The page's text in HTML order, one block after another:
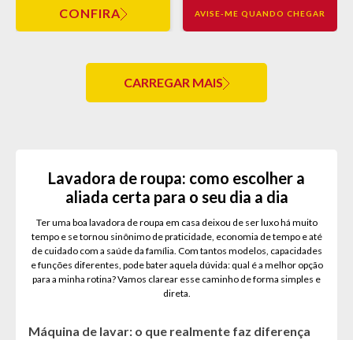
CONFIRA AVISE-ME QUANDO CHEGAR
CARREGAR MAIS
Lavadora de roupa: como escolher a
aliada certa para o seu dia a dia
Ter uma boa lavadora de roupa em casa deixou de ser luxo há muito
tempo e se tornou sinônimo de praticidade, economia de tempo e até
de cuidado com a saúde da família. Com tantos modelos, capacidades
e funções diferentes, pode bater aquela dúvida: qual é a melhor opção
para a minha rotina? Vamos clarear esse caminho de forma simples e
direta.
Máquina de lavar: o que realmente faz diferença